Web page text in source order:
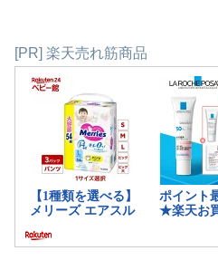
[PR] 楽天売れ筋商品